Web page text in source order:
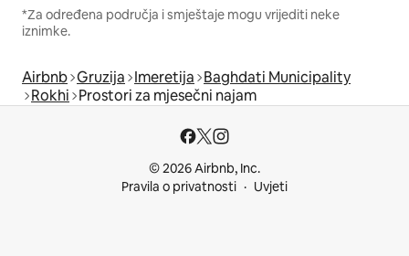
*Za određena područja i smještaje mogu vrijediti neke
iznimke.
Airbnb Gruzija Imeretija Baghdati Municipality
Rokhi Prostori za mjesečni najam
© 2026 Airbnb, Inc.
Pravila o privatnosti
Uvjeti